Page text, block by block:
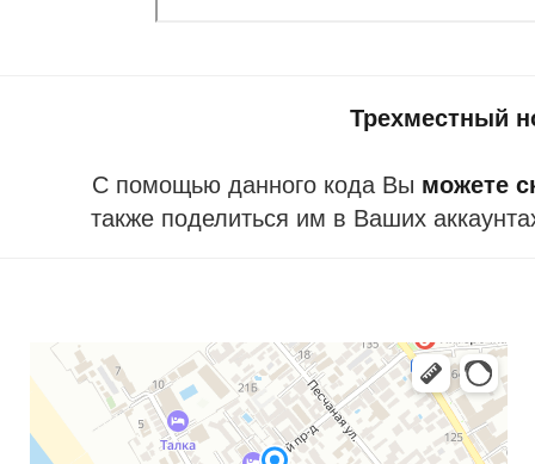
Трехместный
С помощью данного кода Вы можете
также поделиться им в Ваших